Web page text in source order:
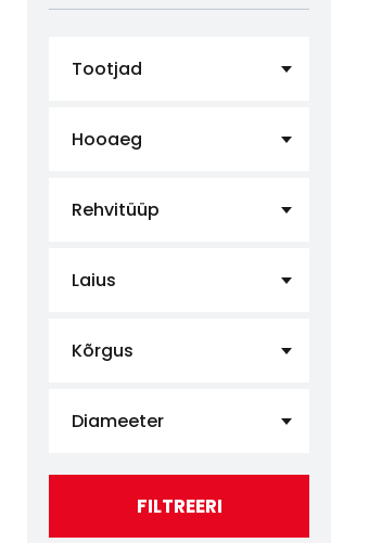
Tootjad
Rehvitüüp
Hooaeg
Laius
Kõrgus
Diameeter
FILTREERI